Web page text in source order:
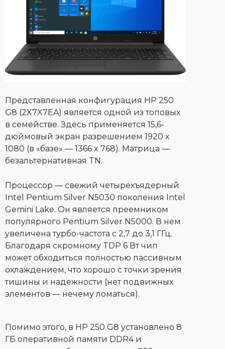
Представленная конфигурация HP 250
G8 (2X7X7EA) является одной из топовых
в семействе. Здесь применяется 15,6-
дюймовый экран разрешением 1920 x
1080 (в «базе» — 1366 x 768). Матрица —
безальтернативная TN.
Процессор — свежий четырехъядерный
Intel Pentium Silver N5030 поколения Intel
Gemini Lake. Он является преемником
популярного Pentium Silver N5000. В нем
увеличена турбо-частота с 2,7 до 3,1 ГГц.
Благодаря скромному TDP 6 Вт чип
может обходиться полностью пассивным
охлаждением, что хорошо с точки зрения
тишины и надежности (нет подвижных
элементов — нечему ломаться).
Помимо этого, в HP 250 G8 установлено 8
ГБ оперативной памяти DDR4 и